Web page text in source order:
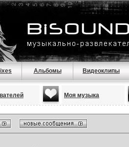
Альбомы Видеоклипы
Моя музыка